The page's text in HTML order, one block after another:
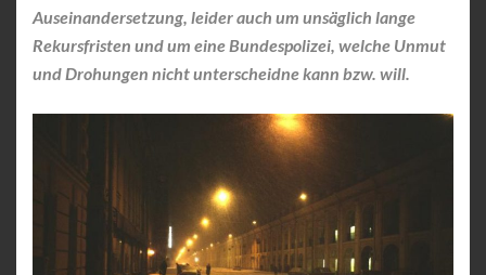
Auseinandersetzung, leider auch um unsäglich lange
Rekursfristen und um eine Bundespolizei, welche Unmut
und Drohungen nicht unterscheidne kann bzw. will.